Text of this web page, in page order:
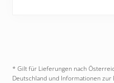
* Gilt für Lieferungen nach
Deutschland und Informationen zur